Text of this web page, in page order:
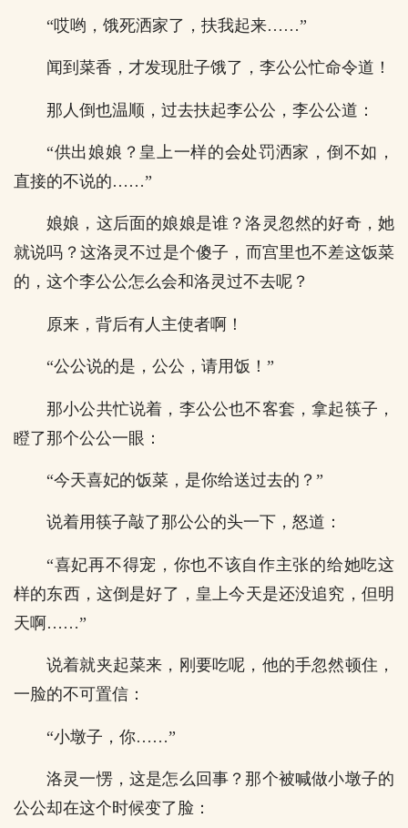
“哎哟，饿死洒家了，扶我起来……”
闻到菜香，才发现肚子饿了，李公公忙命令道！
那人倒也温顺，过去扶起李公公，李公公道：
“供出娘娘？皇上一样的会处罚洒家，倒不如，
直接的不说的……”
娘娘，这后面的娘娘是谁？洛灵忽然的好奇，她
就说吗？这洛灵不过是个傻子，而宫里也不差这饭菜
的，这个李公公怎么会和洛灵过不去呢？
原来，背后有人主使者啊！
“公公说的是，公公，请用饭！”
那小公共忙说着，李公公也不客套，拿起筷子，
瞪了那个公公一眼：
“今天喜妃的饭菜，是你给送过去的？”
说着用筷子敲了那公公的头一下，怒道：
“喜妃再不得宠，你也不该自作主张的给她吃这
样的东西，这倒是好了，皇上今天是还没追究，但明
天啊……”
说着就夹起菜来，刚要吃呢，他的手忽然顿住，
一脸的不可置信：
“小墩子，你……”
洛灵一愣，这是怎么回事？那个被喊做小墩子的
公公却在这个时候变了脸：